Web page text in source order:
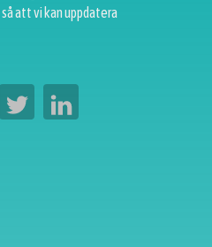
så att vi kan uppdatera